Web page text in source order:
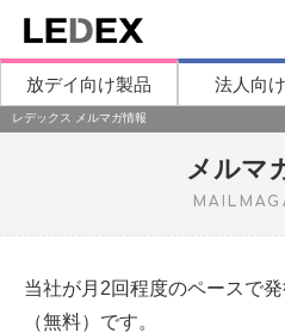
放デイ向け製品 法人向
レデックス メルマガ情報
メルマ
当社が月2回程度のペースで
（無料）です。